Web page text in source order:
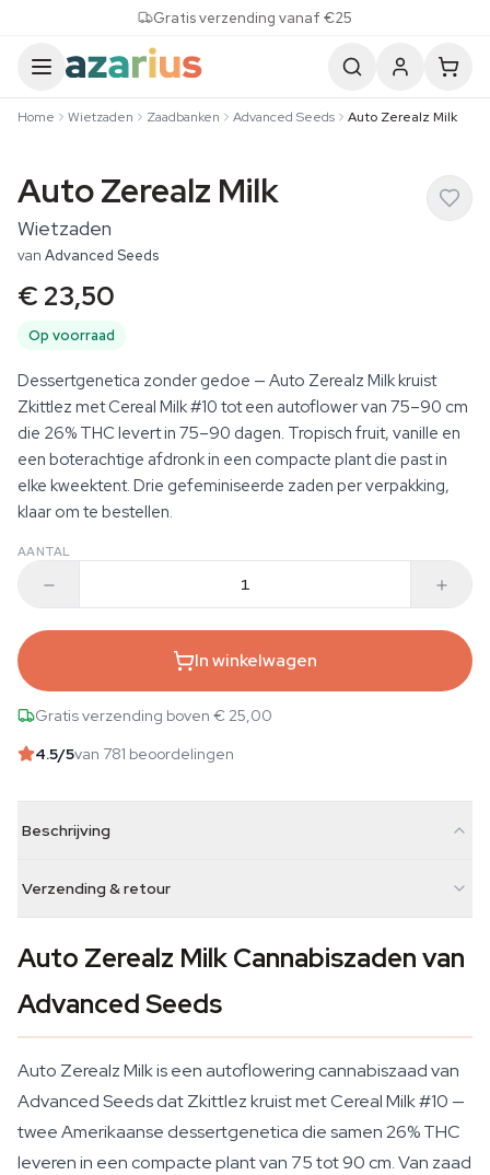
Gratis verzending vanaf €25
Home Wietzaden Zaadbanken Advanced Seeds Auto Zerealz Milk
Auto Zerealz Milk
Wietzaden
van Advanced Seeds
€ 23,50
Op voorraad
Dessertgenetica zonder gedoe — Auto Zerealz Milk kruist
Zkittlez met Cereal Milk #10 tot een autoflower van 75–90 cm
die 26% THC levert in 75–90 dagen. Tropisch fruit, vanille en
een boterachtige afdronk in een compacte plant die past in
elke kweektent. Drie gefeminiseerde zaden per verpakking,
klaar om te bestellen.
AANTAL
In winkelwagen
Gratis verzending boven € 25,00
4.5/5van 781 beoordelingen
Beschrijving
Verzending & retour
Auto Zerealz Milk Cannabiszaden van
Advanced Seeds
Auto Zerealz Milk is een autoflowering cannabiszaad van
Advanced Seeds dat Zkittlez kruist met Cereal Milk #10 —
twee Amerikaanse dessertgenetica die samen 26% THC
leveren in een compacte plant van 75 tot 90 cm. Van zaad